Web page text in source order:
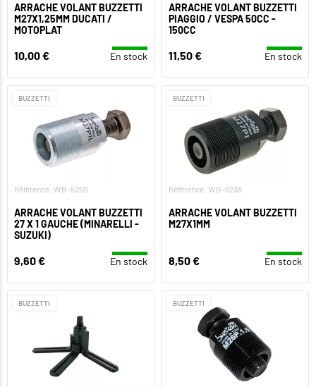
ARRACHE VOLANT BUZZETTI
M27X1,25MM DUCATI /
MOTOPLAT
10,00 € En stock
ARRACHE VOLANT BUZZETTI
PIAGGIO / VESPA 50CC -
150CC
11,50 € En stock
BUZZETTI
Référence: WB-5250
ARRACHE VOLANT BUZZETTI
27 X 1 GAUCHE (MINARELLI -
SUZUKI)
9,60 € En stock
BUZZETTI
Référence: WB-5238
ARRACHE VOLANT BUZZETTI
M27X1MM
8,50 € En stock
BUZZETTI BUZZETTI